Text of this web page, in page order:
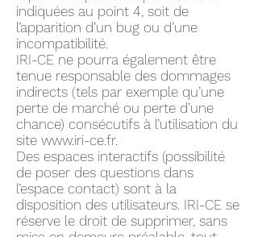
indiquées au point 4, soit de
l’apparition d’un bug ou d’une
incompatibilité.
IRI-CE ne pourra également être
tenue responsable des dommages
indirects (tels par exemple qu’une
perte de marché ou perte d’une
chance) consécutifs à l’utilisation du
site www.iri-ce.fr.
Des espaces interactifs (possibilité
de poser des questions dans
l’espace contact) sont à la
disposition des utilisateurs. IRI-CE se
réserve le droit de supprimer, sans